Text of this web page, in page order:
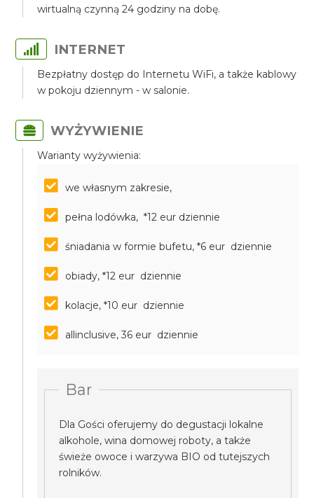
wirtualną czynną 24 godziny na dobę.
INTERNET
Bezpłatny dostęp do Internetu WiFi, a także kablowy
w pokoju dziennym - w salonie.
WYŻYWIENIE
Warianty wyżywienia:
we własnym zakresie,
pełna lodówka, *12 eur dziennie
śniadania w formie bufetu, *6 eur dziennie
obiady, *12 eur dziennie
kolacje, *10 eur dziennie
allinclusive, 36 eur dziennie
Bar
Dla Gości oferujemy do degustacji lokalne
alkohole, wina domowej roboty, a także
świeże owoce i warzywa BIO od tutejszych
rolników.